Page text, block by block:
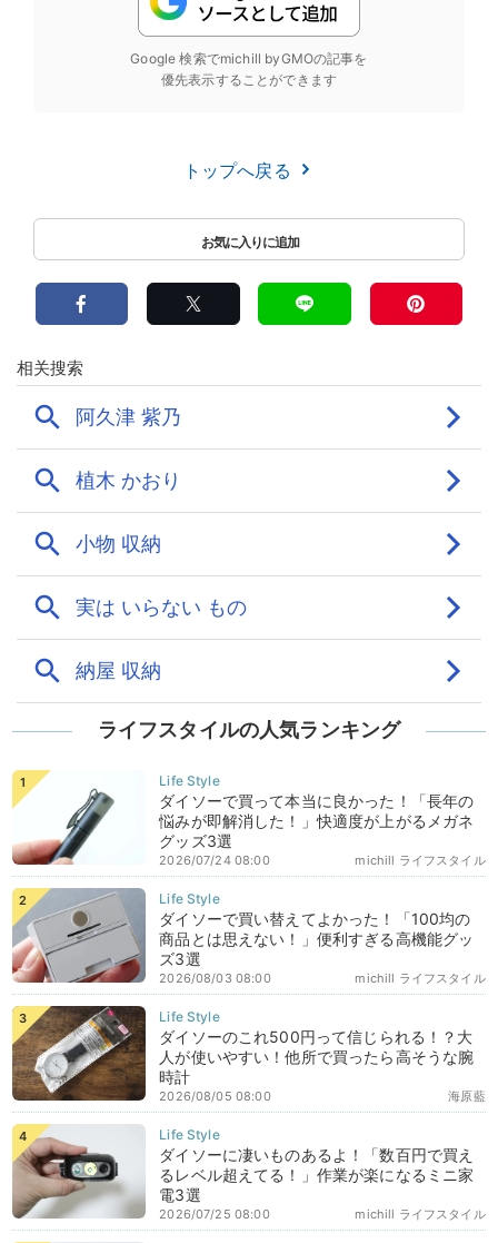
Google 検索でmichill byGMOの記事を
優先表示することができます
トップへ戻る
ライフスタイルの人気ランキング
ダイソーで買って本当に良かった！「長年の
悩みが即解消した！」快適度が上がるメガネ
グッズ3選
michill ライフスタイル
2026/07/24 08:00
ダイソーで買い替えてよかった！「100均の
商品とは思えない！」便利すぎる高機能グッ
ズ3選
michill ライフスタイル
2026/08/03 08:00
ダイソーのこれ500円って信じられる！？大
人が使いやすい！他所で買ったら高そうな腕
時計
海原藍
2026/08/05 08:00
ダイソーに凄いものあるよ！「数百円で買え
るレベル超えてる！」作業が楽になるミニ家
電3選
michill ライフスタイル
2026/07/25 08:00